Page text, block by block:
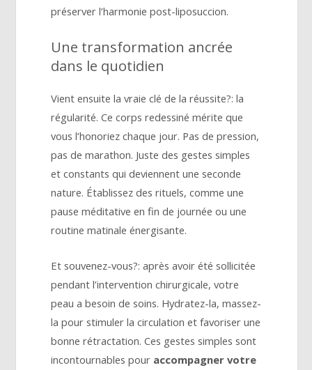
préserver l’harmonie post-liposuccion.
Une transformation ancrée
dans le quotidien
Vient ensuite la vraie clé de la réussite?: la
régularité. Ce corps redessiné mérite que
vous l’honoriez chaque jour. Pas de pression,
pas de marathon. Juste des gestes simples
et constants qui deviennent une seconde
nature. Établissez des rituels, comme une
pause méditative en fin de journée ou une
routine matinale énergisante.
Et souvenez-vous?: après avoir été sollicitée
pendant l’intervention chirurgicale, votre
peau a besoin de soins. Hydratez-la, massez-
la pour stimuler la circulation et favoriser une
bonne rétractation. Ces gestes simples sont
incontournables pour accompagner votre